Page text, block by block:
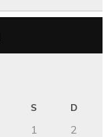
S D
1
2